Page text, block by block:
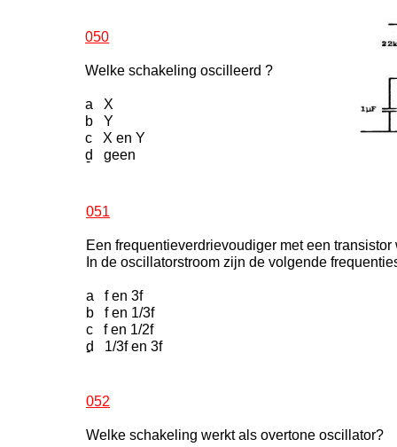
050
Welke schakeling oscilleerd ?
a X
b Y
c X en Y
d geen
-
051
Een frequentieverdrievoudiger met een
In de oscillatorstroom zijn de volgende
a f en 3f
b f en 1/3f
c f en 1/2f
d 1/3f en 3f
-
052
Welke schakeling werkt als overtone oscillator?